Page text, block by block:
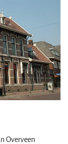
Overveen